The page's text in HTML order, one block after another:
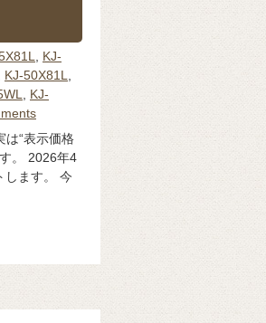
, KJ-
KJ-50X81L,
, KJ-
は“表示価格
。 2026年4
します。 今